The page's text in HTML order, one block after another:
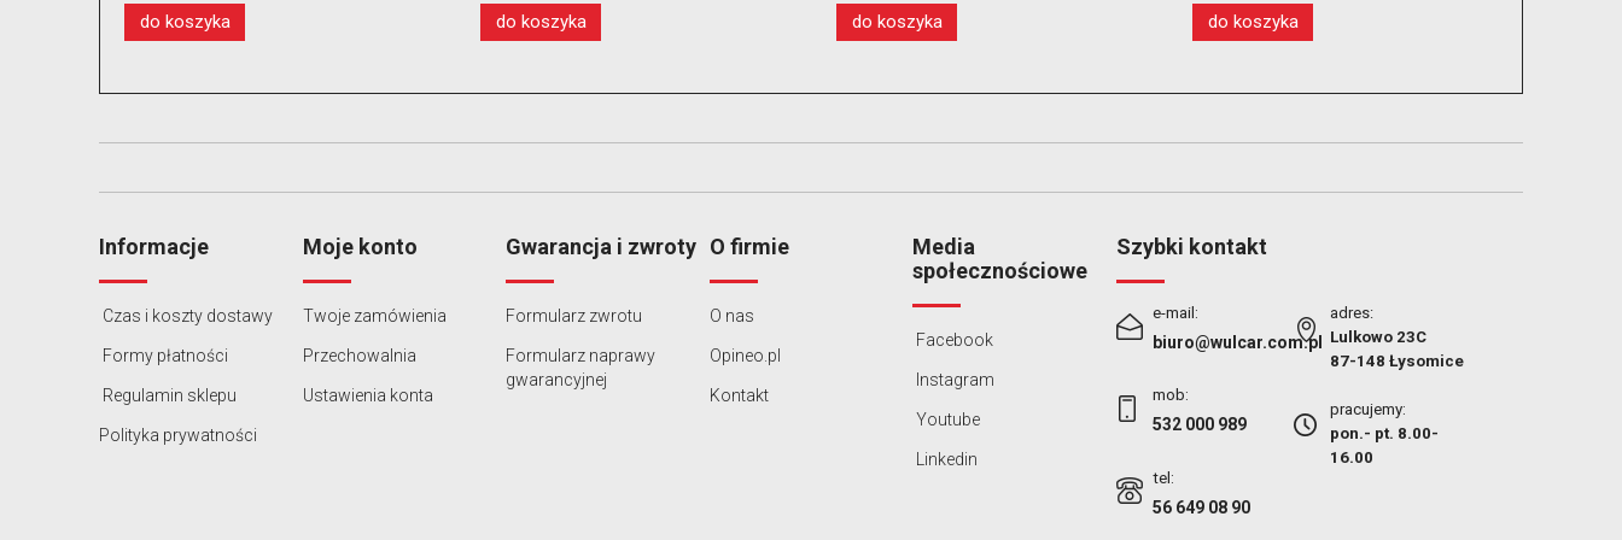
do koszyka do koszyka do koszyka do koszyka
Informacje
Czas i koszty dostawy
Formy płatności
Regulamin sklepu
Polityka prywatności
Moje konto
Twoje zamówienia
Przechowalnia
Ustawienia konta
Gwarancja i zwroty
Formularz zwrotu
Formularz naprawy
gwarancyjnej
O firmie
O nas
Opineo.pl
Kontakt
Media
społecznościowe
Facebook
Instagram
Youtube
Linkedin
Szybki kontakt
e-mail:
biuro@wulcar.com.pl
mob:
532 000 989
tel:
56 649 08 90
adres:
Lulkowo 23C
87-148 Łysomice
pracujemy:
pon.- pt. 8.00-
16.00